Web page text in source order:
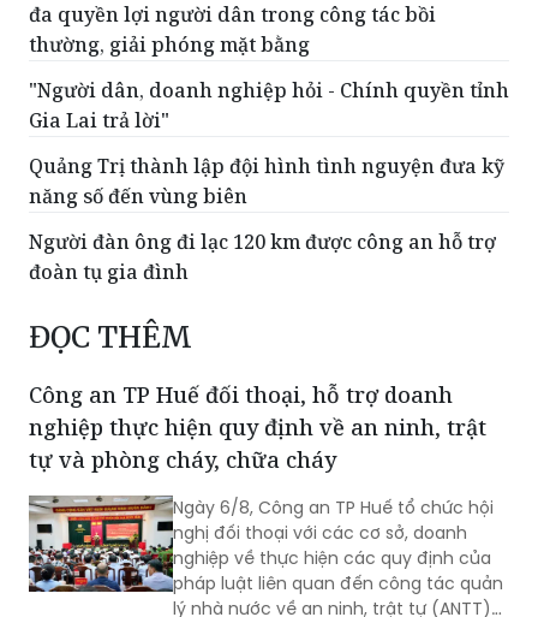
đa quyền lợi người dân trong công tác bồi
thường, giải phóng mặt bằng
"Người dân, doanh nghiệp hỏi - Chính quyền tỉnh
Gia Lai trả lời"
Quảng Trị thành lập đội hình tình nguyện đưa kỹ
năng số đến vùng biên
Người đàn ông đi lạc 120 km được công an hỗ trợ
đoàn tụ gia đình
ĐỌC THÊM
Công an TP Huế đối thoại, hỗ trợ doanh
nghiệp thực hiện quy định về an ninh, trật
tự và phòng cháy, chữa cháy
Ngày 6/8, Công an TP Huế tổ chức hội
nghị đối thoại với các cơ sở, doanh
nghiệp về thực hiện các quy định của
pháp luật liên quan đến công tác quản
lý nhà nước về an ninh, trật tự (ANTT)